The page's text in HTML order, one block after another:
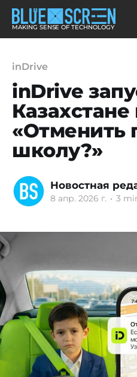
MAKING SENSE OF TECHNOLOGY
inDrive
inDrive
Казахстане
«Отменить
школу?»
Новостная
8 апр. 2026 г. • 3